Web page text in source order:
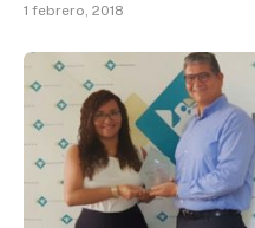
1 febrero, 2018